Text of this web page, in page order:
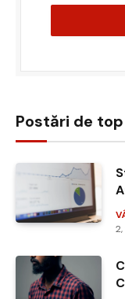
Postări de top